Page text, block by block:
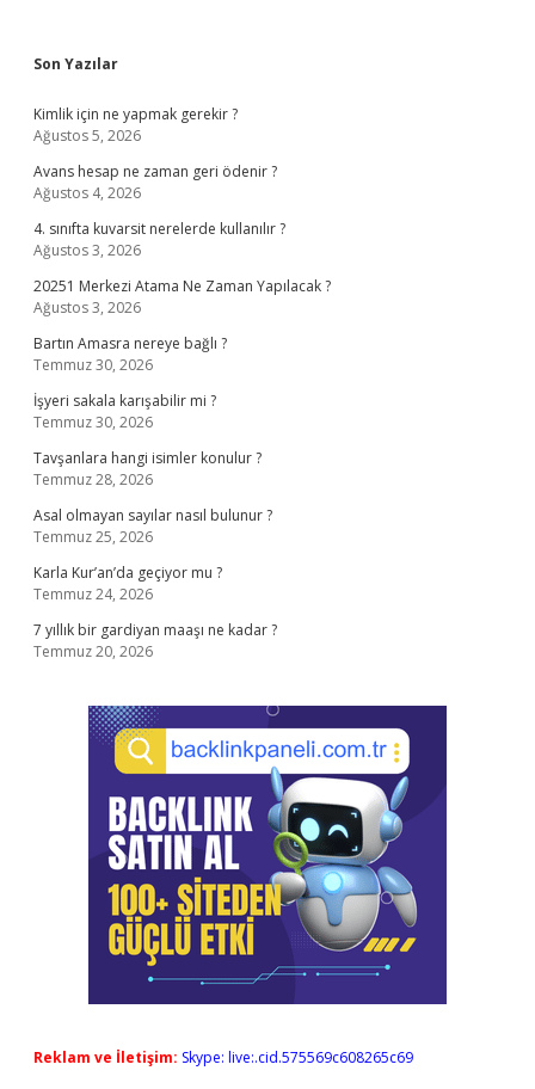
Sidebar
Son Yazılar
Kimlik için ne yapmak gerekir ?
Ağustos 5, 2026
Avans hesap ne zaman geri ödenir ?
Ağustos 4, 2026
4. sınıfta kuvarsit nerelerde kullanılır ?
Ağustos 3, 2026
20251 Merkezi Atama Ne Zaman Yapılacak ?
Ağustos 3, 2026
Bartın Amasra nereye bağlı ?
Temmuz 30, 2026
İşyeri sakala karışabilir mi ?
Temmuz 30, 2026
Tavşanlara hangi isimler konulur ?
Temmuz 28, 2026
Asal olmayan sayılar nasıl bulunur ?
Temmuz 25, 2026
Karla Kur’an’da geçiyor mu ?
Temmuz 24, 2026
7 yıllık bir gardiyan maaşı ne kadar ?
Temmuz 20, 2026
Reklam ve İletişim: Skype: live:.cid.575569c608265c69